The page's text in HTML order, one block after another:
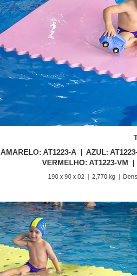
AMARELO: AT1223-A | AZUL:
VERMELHO: AT1223-VM
190 x 90 x 02 | 2,770 kg |